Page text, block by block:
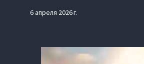
6 апреля 2026 г.